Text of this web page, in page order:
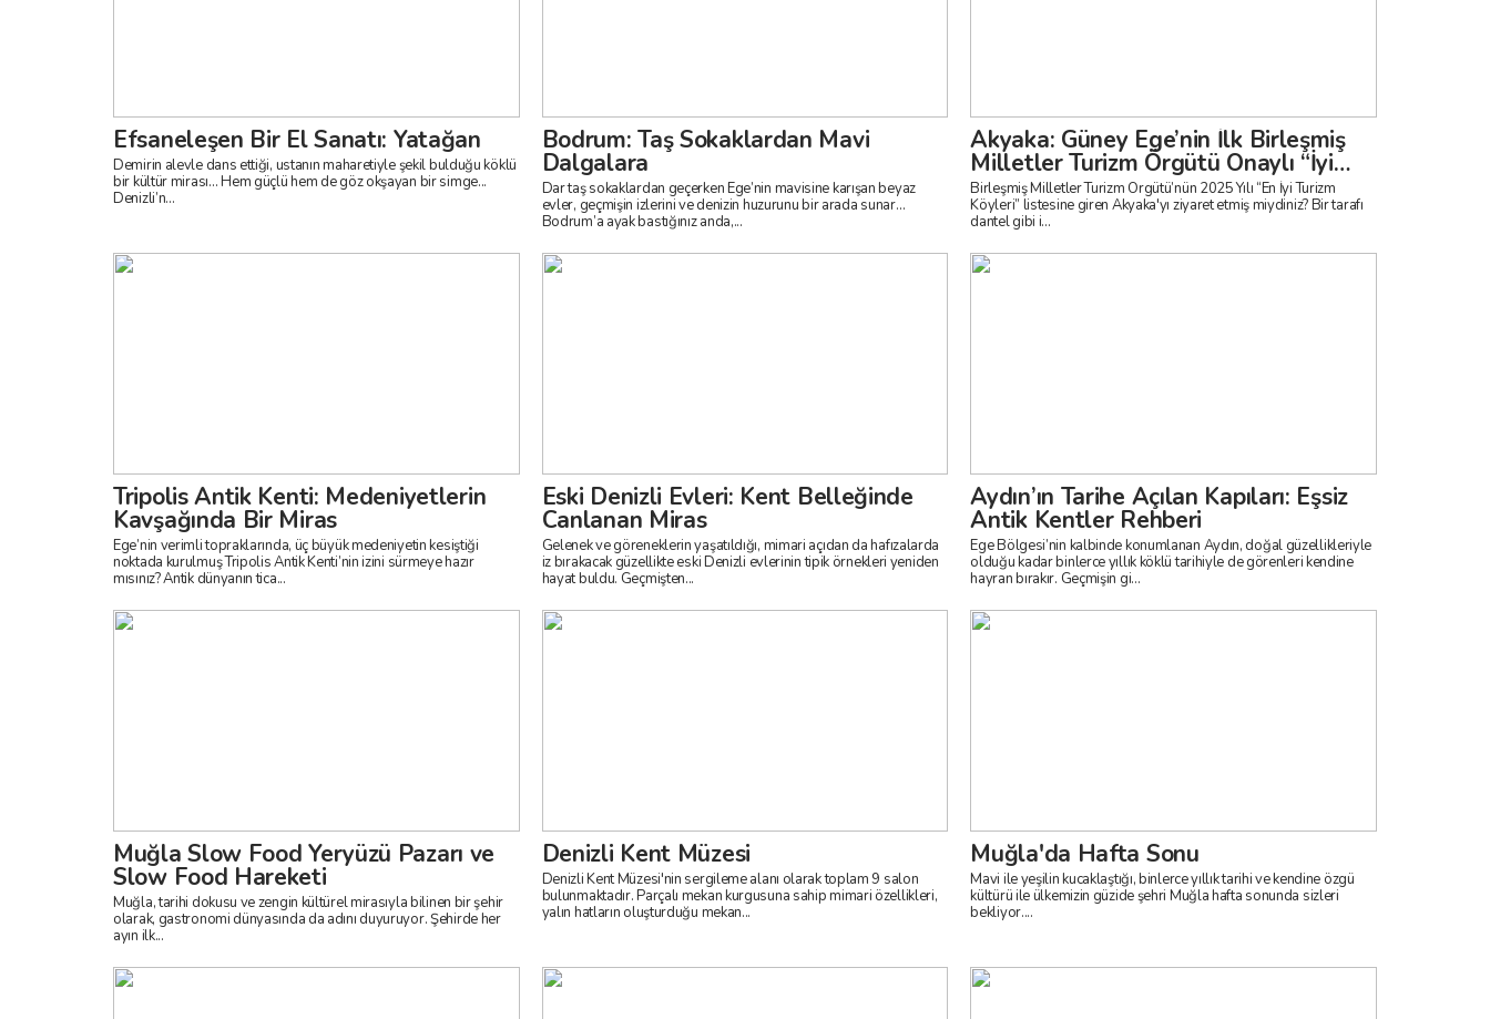
Efsaneleşen Bir El Sanatı: Yatağan
Demirin alevle dans ettiği, ustanın maharetiyle şekil bulduğu köklü
bir kültür mirası… Hem güçlü hem de göz okşayan bir simge...
Denizli’n...
Bodrum: Taş Sokaklardan Mavi
Dalgalara
Dar taş sokaklardan geçerken Ege’nin mavisine karışan beyaz
evler, geçmişin izlerini ve denizin huzurunu bir arada sunar…
Bodrum’a ayak bastığınız anda,...
Akyaka: Güney Ege’nin İlk Birleşmiş
Milletler Turizm Örgütü Onaylı “İyi
Turizm Köyü”
Birleşmiş Milletler Turizm Örgütü’nün 2025 Yılı “En İyi Turizm
Köyleri” listesine giren Akyaka'yı ziyaret etmiş miydiniz? Bir tarafı
dantel gibi i...
Tripolis Antik Kenti: Medeniyetlerin
Kavşağında Bir Miras
Ege’nin verimli topraklarında, üç büyük medeniyetin kesiştiği
noktada kurulmuş Tripolis Antik Kenti’nin izini sürmeye hazır
mısınız? Antik dünyanın tica...
Eski Denizli Evleri: Kent Belleğinde
Canlanan Miras
Gelenek ve göreneklerin yaşatıldığı, mimari açıdan da hafızalarda
iz bırakacak güzellikte eski Denizli evlerinin tipik örnekleri yeniden
hayat buldu. Geçmişten...
Aydın’ın Tarihe Açılan Kapıları: Eşsiz
Antik Kentler Rehberi
Ege Bölgesi’nin kalbinde konumlanan Aydın, doğal güzellikleriyle
olduğu kadar binlerce yıllık köklü tarihiyle de görenleri kendine
hayran bırakır. Geçmişin gi...
Muğla Slow Food Yeryüzü Pazarı ve
Slow Food Hareketi
Muğla, tarihi dokusu ve zengin kültürel mirasıyla bilinen bir şehir
olarak, gastronomi dünyasında da adını duyuruyor. Şehirde her
ayın ilk...
Denizli Kent Müzesi
Denizli Kent Müzesi'nin sergileme alanı olarak toplam 9 salon
bulunmaktadır. Parçalı mekan kurgusuna sahip mimari özellikleri,
yalın hatların oluşturduğu mekan...
Muğla'da Hafta Sonu
Mavi ile yeşilin kucaklaştığı, binlerce yıllık tarihi ve kendine özgü
kültürü ile ülkemizin güzide şehri Muğla hafta sonunda sizleri
bekliyor....